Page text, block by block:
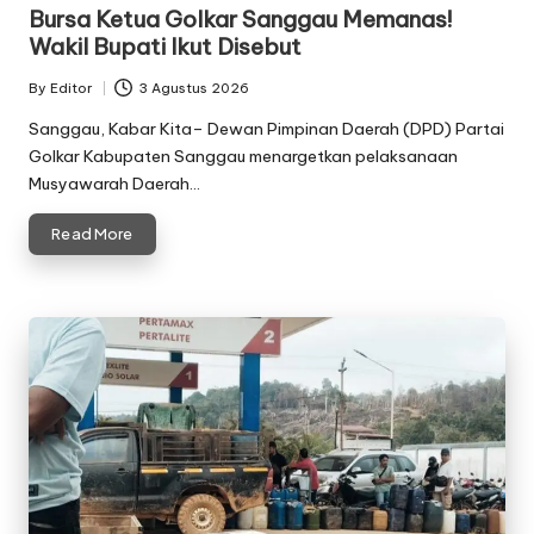
Bursa Ketua Golkar Sanggau Memanas!
Wakil Bupati Ikut Disebut
Posted
by
By Editor 3 Agustus 2026
Sanggau, Kabar Kita– Dewan Pimpinan Daerah (DPD) Partai
Golkar Kabupaten Sanggau menargetkan pelaksanaan
Musyawarah Daerah…
Read More